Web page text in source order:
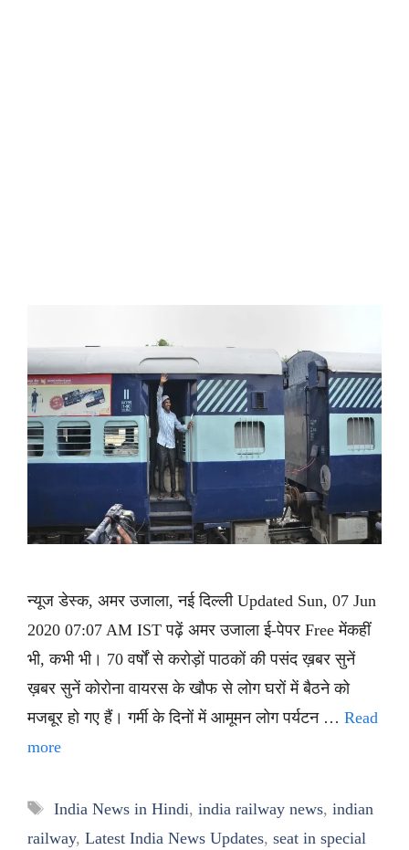
न्यूज डेस्क, अमर उजाला, नई दिल्ली Updated Sun, 07 Jun
2020 07:07 AM IST पढ़ें अमर उजाला ई-पेपर Free मेंकहीं
भी, कभी भी। 70 वर्षों से करोड़ों पाठकों की पसंद ख़बर सुनें
ख़बर सुनें कोरोना वायरस के खौफ से लोग घरों में बैठने को
मजबूर हो गए हैं। गर्मी के दिनों में आमूमन लोग पर्यटन … Read
more
Tags
India News in Hindi, india railway news, indian
railway, Latest India News Updates, seat in special